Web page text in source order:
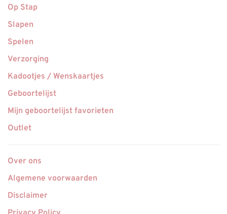
Op Stap
Slapen
Spelen
Verzorging
Kadootjes / Wenskaartjes
Geboortelijst
Mijn geboortelijst favorieten
Outlet
Over ons
Algemene voorwaarden
Disclaimer